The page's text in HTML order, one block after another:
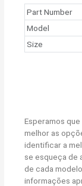
Part Number
Model
Size
Esperamos
melhor as
identificar a
se esqueça de
de cada
informações